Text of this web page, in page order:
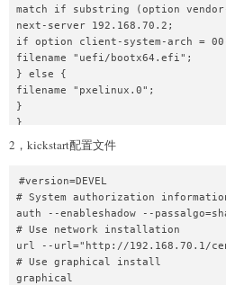
match if substring (option
next-server 192.168.70.2;
if option client-system-arch =
filename "uefi/bootx64.efi";
} else {
filename "pxelinux.0";
}
}
2，kickstart配置文件
#version=DEVEL
# System authorization
auth --enableshadow --
# Use network installation
url --url="http://192.168.70.1/
# Use graphical install
graphical